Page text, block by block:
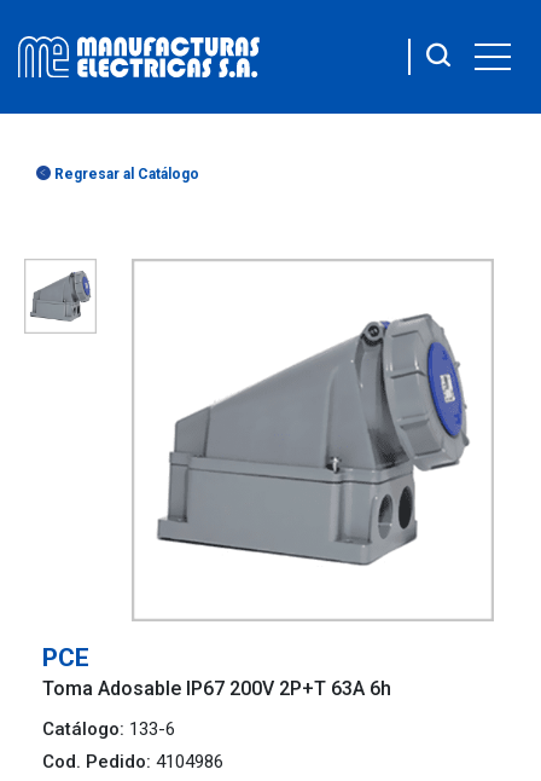
Regresar al Catálogo
PCE
Toma Adosable IP67 200V 2P+T 63A 6h
Catálogo: 133-6
Cod. Pedido: 4104986